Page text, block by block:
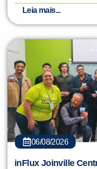
Leia mais...
06/08/2026
inFlux Joinville